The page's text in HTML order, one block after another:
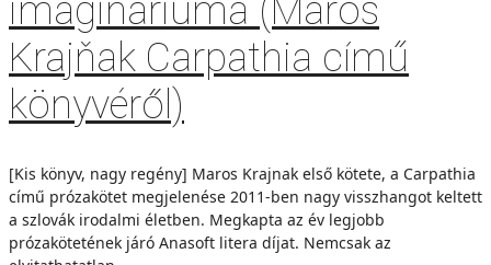
imagináriuma (Maroš
Krajňak Carpathia című
könyvéről)
[Kis könyv, nagy regény] Maros Krajnak első kötete, a Carpathia
című prózakötet megjelenése 2011-ben nagy visszhangot keltett
a szlovák irodalmi életben. Megkapta az év legjobb
prózakötetének járó Anasoft litera díjat. Nemcsak az